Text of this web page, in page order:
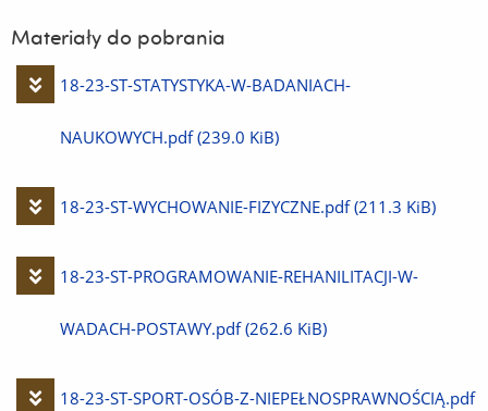
Materiały do pobrania
Pobierz
plik
18-23-ST-STATYSTYKA-W-BADANIACH-
NAUKOWYCH.pdf (239.0 KiB)
Pobierz
18-23-ST-WYCHOWANIE-FIZYCZNE.pdf (211.3 KiB)
Pobierz
plik
18-23-ST-PROGRAMOWANIE-REHANILITACJI-W-
WADACH-POSTAWY.pdf (262.6 KiB)
Pobierz
18-23-ST-SPORT-OSÓB-Z-NIEPEŁNOSPRAWNOŚCIĄ.pdf